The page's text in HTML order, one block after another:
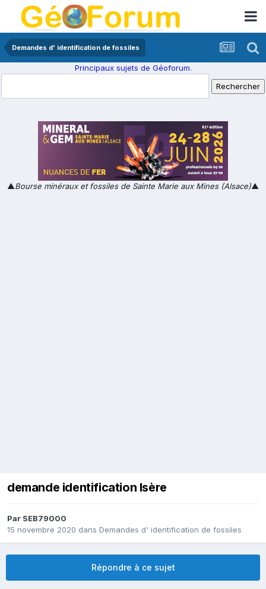
Demandes d' identification de fossiles
Principaux sujets de Géoforum.
▲Bourse minéraux et fossiles de Sainte Marie aux Mines (Alsace)▲
demande identification Isère
Par SEB79000
15 novembre 2020 dans Demandes d' identification de fossiles
Répondre à ce sujet